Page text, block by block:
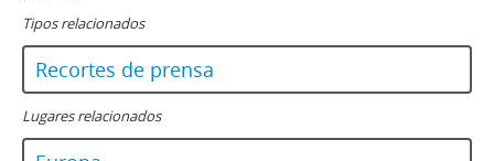
Tipos relacionados
Recortes de prensa
Lugares relacionados